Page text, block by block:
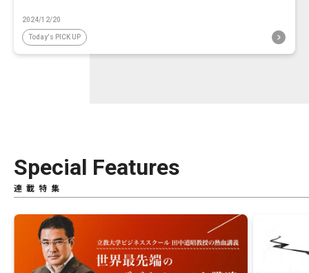
2024/12/20
Today's PICK UP
Special Features
連載特集